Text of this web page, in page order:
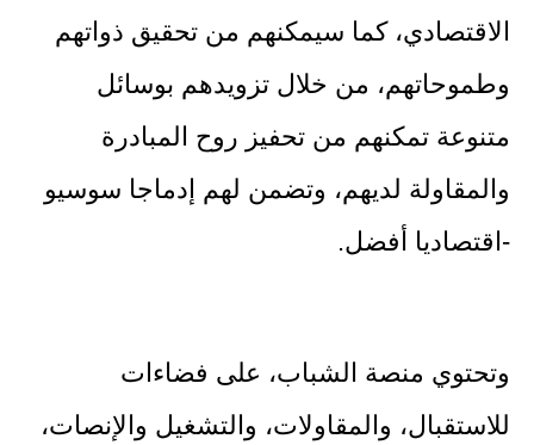
الاقتصادي، كما سيمكنهم من تحقيق ذواتهم
وطموحاتهم، من خلال تزويدهم بوسائل
متنوعة تمكنهم من تحفيز روح المبادرة
والمقاولة لديهم، وتضمن لهم إدماجا سوسيو
-اقتصاديا أفضل.
وتحتوي منصة الشباب، على فضاءات
للاستقبال، والمقاولات، والتشغيل والإنصات،